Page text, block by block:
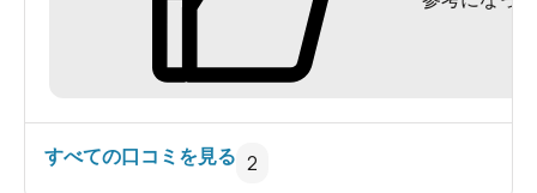
宿泊当日は、雲のため富士山全体は見られません
快晴で、富士山の裾野から山頂まできれいに見え
すべての口コミを見る 2